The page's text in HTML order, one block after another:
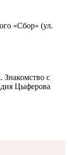
«Сбор» (ул.
Знакомство с
Цыферова